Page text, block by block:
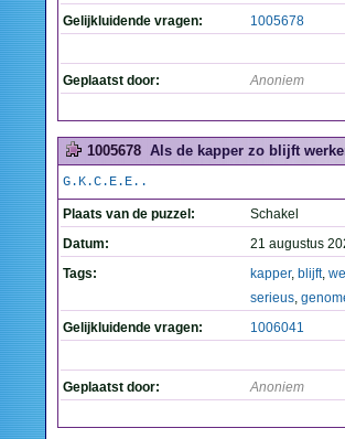
Gelijkluidende vragen: 1005678
Geplaatst door: Anoniem
1005678 Als de kapper zo blijft
G.K.C.E.E..
Plaats van de puzzel:
Schakel
Datum:
21 augustus
Tags:
kapper, blijft,
serieus,
Gelijkluidende vragen:
1006041
Geplaatst door: Anoniem